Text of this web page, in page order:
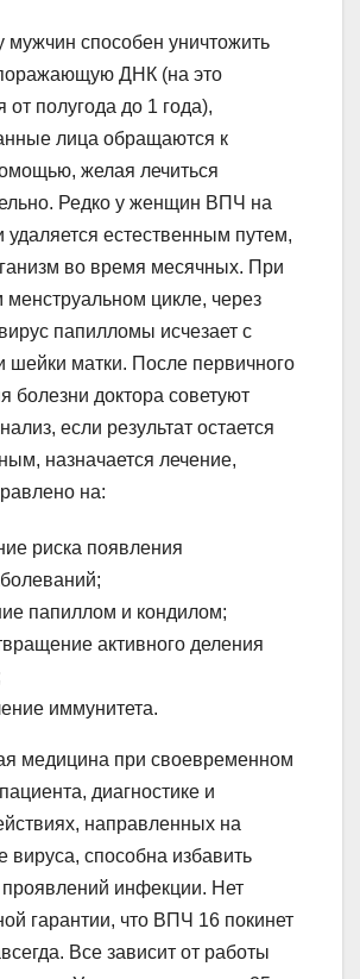
мужчин способен уничтожить
ДНК (на это
от полугода до 1 года),
лица обращаются к
желая лечиться
Редко у женщин ВПЧ на
удаляется естественным путем,
во время месячных. При
цикле, через
папилломы исчезает с
шейки матки. После первичного
болезни доктора советуют
если результат остается
назначается лечение,
на:
риска появления
папиллом и кондилом;
активного деления
иммунитета.
медицина при своевременном
диагностике и
направленных на
вируса, способна избавить
проявлений инфекции. Нет
гарантии, что ВПЧ 16 покинет
Все зависит от работы